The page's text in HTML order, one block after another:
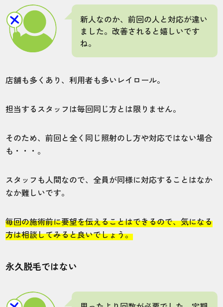
4.0
施術
3 3
雰囲気 料金 予約
池袋店 ヒゲ
体験で行きましたが、勧誘やお会計忘れが
あって不信感ありました。
20代・りったさん
施術
3
接客
4
雰囲気
5
料金 予約
店舗
新宿本店 全身
新人なのか、前回の人と対応が違い
ました。改善されると嬉しいです
ね。
店舗も多くあり、利用者も多いレイロール。
担当するスタッフは毎回同じ方とは限りません。
そのため、前回と全く同じ照射のし方や対応ではない場合
も・・・。
スタッフも人間なので、全員が同様に対応することはなか
なか難しいです。
毎回の施術前に要望を伝えることはできるので、気になる
方は相談してみると良いでしょう。
永久脱毛ではない